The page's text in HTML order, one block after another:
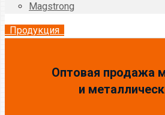
Magstrong
Продукция
Оптовая продажа
и